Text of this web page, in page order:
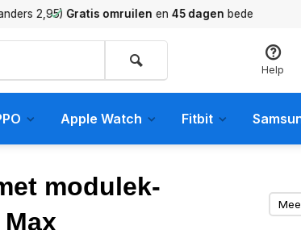
2,95) Gratis omruilenen45 dagenbedenktijd
Help
Apple Watch Fitbit
modulek-